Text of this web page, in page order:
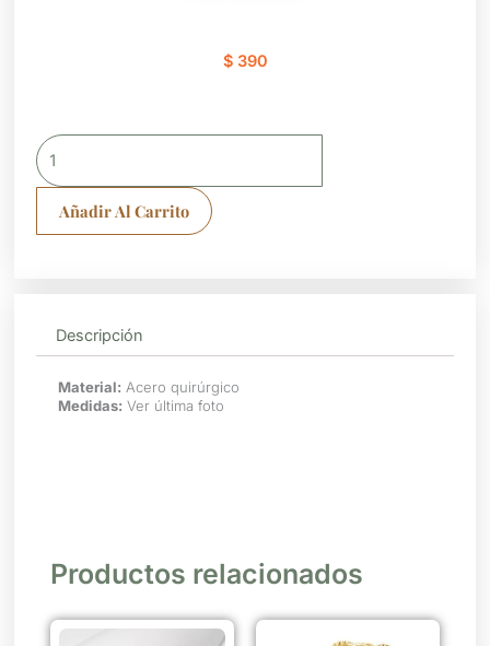
$390
Collar
doble
Añadir Al Carrito
Descripción
Material: Acero quirúrgico
Medidas: Ver última foto
Productos relacionados
Este